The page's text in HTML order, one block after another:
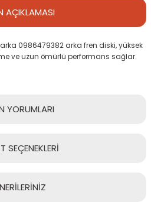
AÇIKLAMASI
0986479382 arka fren diski, yüksek
ve uzun ömürlü performans sağlar.
YORUMLARI
SEÇENEKLERİ